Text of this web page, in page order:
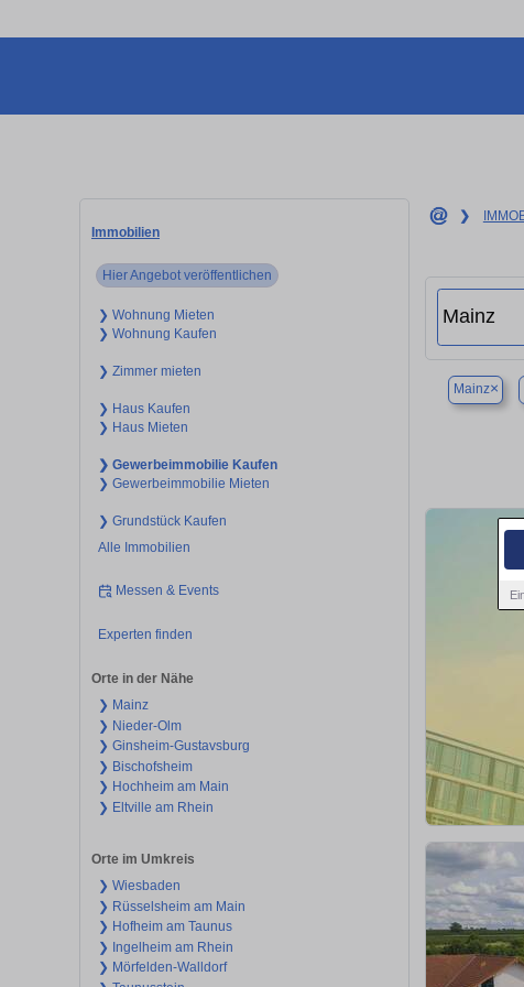
Immobilien
Hier Angebot veröffentlichen
❯ Wohnung Mieten
❯ Wohnung Kaufen
❯ Zimmer mieten
❯ Haus Kaufen
❯ Haus Mieten
❯ Gewerbeimmobilie Kaufen
❯ Gewerbeimmobilie Mieten
❯ Grundstück Kaufen
Alle Immobilien
Messen & Events
Experten finden
Orte in der Nähe
❯ Mainz
❯ Nieder-Olm
❯ Ginsheim-Gustavsburg
❯ Bischofsheim
❯ Hochheim am Main
❯ Eltville am Rhein
Orte im Umkreis
❯ Wiesbaden
❯ Rüsselsheim am Main
❯ Hofheim am Taunus
❯ Ingelheim am Rhein
❯ Mörfelden-Walldorf
❯
Mainz×